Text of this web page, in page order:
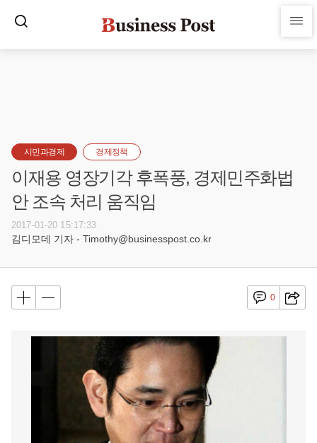
시민과경제 경제정책
이재용 영장기각 후폭풍, 경제민주화법
안 조속 처리 움직임
2017-01-20 15:17:33
김디모데 기자 - Timothy@businesspost.co.kr
0